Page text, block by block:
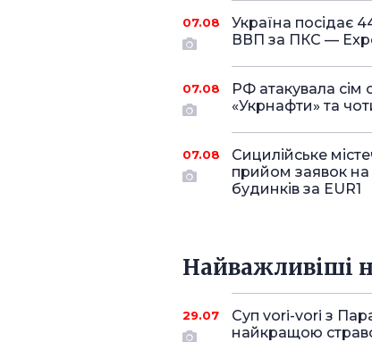
07.08
Україна посідає
ВВП за ПКС —
07.08
РФ атакувала сім
«Укрнафти» та
07.08
Сицилійське
прийом заявок на
будинків за EUR1
Найважливіші
29.07
Суп vori-vori з
найкращою